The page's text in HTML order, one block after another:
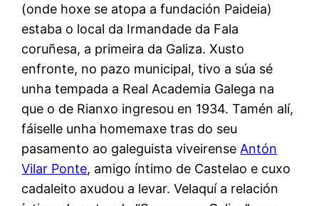
(onde hoxe se atopa a fundación Paideia)
estaba o local da Irmandade da Fala
coruñesa, a primeira da Galiza. Xusto
enfronte, no pazo municipal, tivo a súa sé
unha tempada a Real Academia Galega na
que o de Rianxo ingresou en 1934. Tamén alí,
fáiselle unha homemaxe tras do seu
pasamento ao galeguista viveirense Antón
Vilar Ponte, amigo íntimo de Castelao e cuxo
cadaleito axudou a levar. Velaquí a relación